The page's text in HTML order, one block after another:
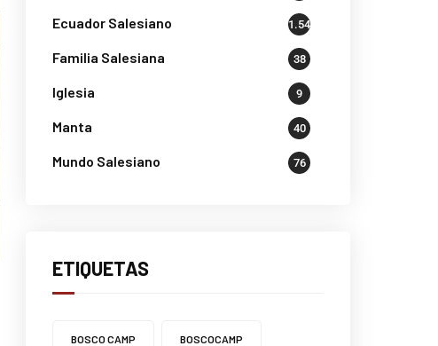
Ecuador Salesiano 1.541
Familia Salesiana 38
Iglesia 9
Manta 40
Mundo Salesiano 76
ETIQUETAS
BOSCO CAMP BOSCOCAMP